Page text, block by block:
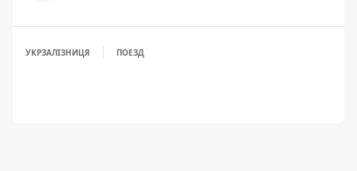
УКРЗАЛІЗНИЦЯ ПОЕЗД